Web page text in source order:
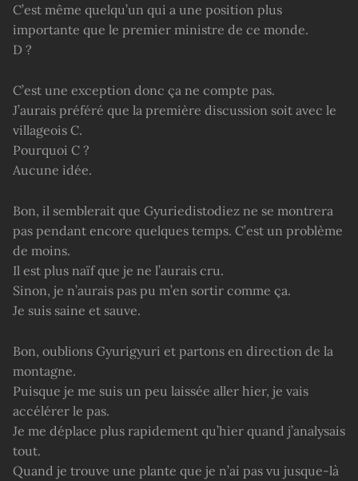
C’est même quelqu’un qui a une position plus
importante que le premier ministre de ce monde.
D ?
C’est une exception donc ça ne compte pas.
J’aurais préféré que la première discussion soit avec le
villageois C.
Pourquoi C ?
Aucune idée.
Bon, il semblerait que Gyuriedistodiez ne se montrera
pas pendant encore quelques temps. C’est un problème
de moins.
Il est plus naïf que je ne l’aurais cru.
Sinon, je n’aurais pas pu m’en sortir comme ça.
Je suis saine et sauve.
Bon, oublions Gyurigyuri et partons en direction de la
montagne.
Puisque je me suis un peu laissée aller hier, je vais
accélérer le pas.
Je me déplace plus rapidement qu’hier quand j’analysais
tout.
Quand je trouve une plante que je n’ai pas vu jusque-là